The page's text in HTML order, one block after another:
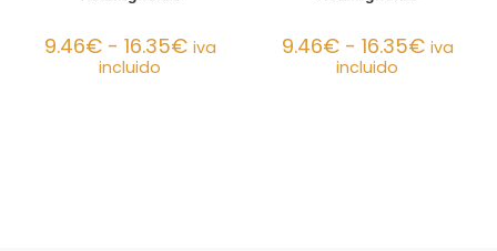
9.46€ - 16.35€ iva
incluido
9.46€ - 16.35€ iva
incluido